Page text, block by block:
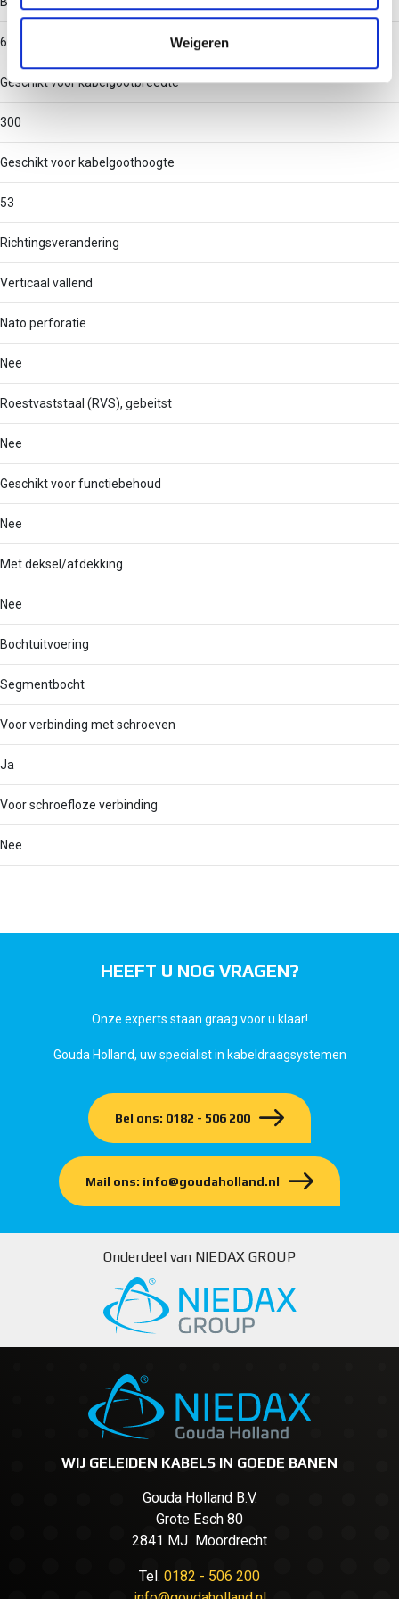
informatie die u aan ze heeft verstrekt of die ze hebben
verzameld op basis van uw gebruik van hun services.
Weigeren
60
Geschikt voor kabelgootbreedte
300
Geschikt voor kabelgoothoogte
53
Richtingsverandering
Verticaal vallend
Nato perforatie
Nee
Roestvaststaal (RVS), gebeitst
Nee
Geschikt voor functiebehoud
Nee
Met deksel/afdekking
Nee
Bochtuitvoering
Segmentbocht
Voor verbinding met schroeven
Ja
Voor schroefloze verbinding
Nee
HEEFT U NOG VRAGEN?
Onze experts staan graag voor u klaar!
Gouda Holland, uw specialist in kabeldraagsystemen
Bel ons: 0182 - 506 200
Mail ons: info@goudaholland.nl
Onderdeel van NIEDAX GROUP
WIJ GELEIDEN KABELS IN GOEDE BANEN
Gouda Holland B.V.
Grote Esch 80
2841 MJ Moordrecht
Tel. 0182 - 506 200